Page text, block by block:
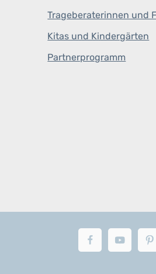
Trageberaterinnen und
Kitas und Kindergärten
Partnerprogramm